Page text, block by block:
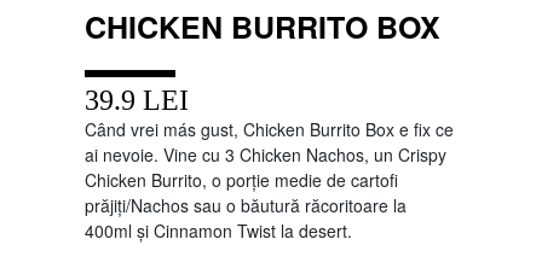
CHICKEN BURRITO BOX
39.9 LEI
Când vrei más gust, Chicken Burrito Box e fix ce
ai nevoie. Vine cu 3 Chicken Nachos, un Crispy
Chicken Burrito, o porție medie de cartofi
prăjiți/Nachos sau o băutură răcoritoare la
400ml și Cinnamon Twist la desert.